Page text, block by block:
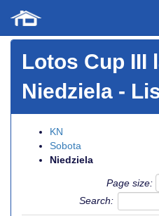
Lotos Cup III
Niedziela -
KN
Sobota
Niedziela
Page size:
Search: